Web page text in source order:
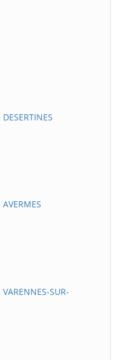
SUR-